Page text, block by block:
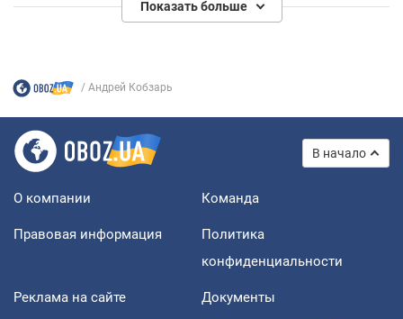
Показать больше
Андрей Кобзарь
В начало
О компании Команда
Правовая информация
Политика
конфиденциальности
Реклама на сайте Документы